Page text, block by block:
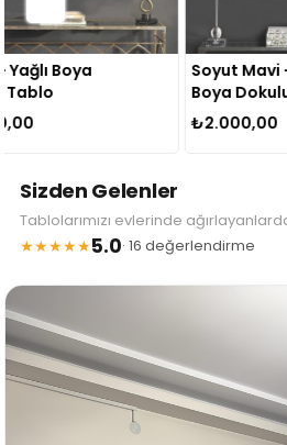
Soyut Mavi - Yağlı
Boya Dokulu Tablo
₺2.000,00
Fall
Sizden Gelenler
Tablolarımızı evlerinde
★★★★★5.0· 16 değerlendirme